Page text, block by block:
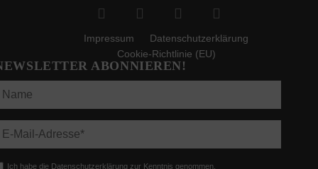
Impressum
Datenschutzerklärung
Cookie-Richtlinie (EU)
ABONNIEREN!
Ich habe die Datenschutzerklärung zur Kenntnis genommen.